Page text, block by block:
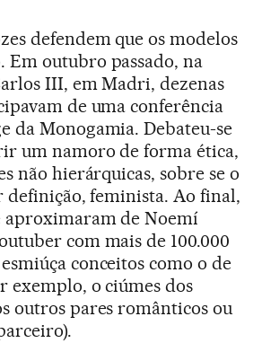
defendem que os modelos
Em outubro passado, na
III, em Madri, dezenas
de uma conferência
da Monogamia. Debateu-se
um namoro de forma ética,
não hierárquicas, sobre se o
feminista. Ao final,
aproximaram de Noemí
com mais de 100.000
conceitos como o de
exemplo, o ciúmes dos
outros pares românticos ou